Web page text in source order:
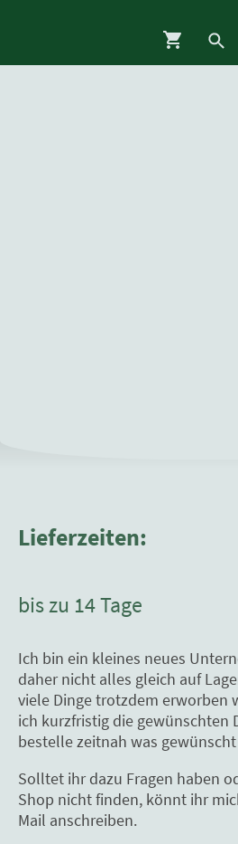
Lieferzeiten:
bis zu 14 Tage
Ich bin ein kleines neues
daher nicht alles gleich auf
viele Dinge trotzdem erworben
ich kurzfristig die gewünschten
bestelle zeitnah was
Solltet ihr dazu Fragen haben
Shop nicht finden, könnt ihr
Mail anschreiben.